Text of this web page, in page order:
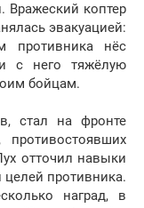
Вражеский коптер
эвакуацией:
противника нёс
с него тяжёлую
бойцам.
стал на фронте
отточил навыки
целей противника.
наград, в